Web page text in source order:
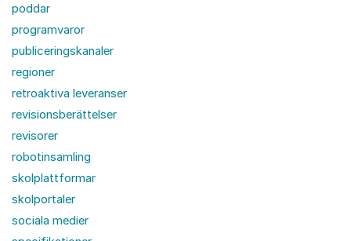
poddar
programvaror
publiceringskanaler
regioner
retroaktiva leveranser
revisionsberättelser
revisorer
robotinsamling
skolplattformar
skolportaler
sociala medier